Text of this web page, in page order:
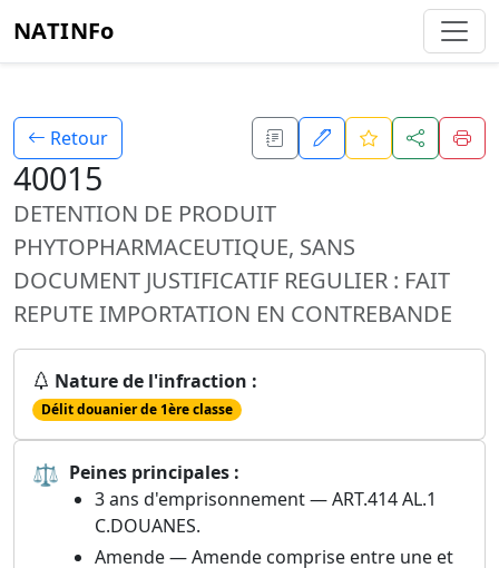
NATINFo
Retour
40015
DETENTION DE PRODUIT
PHYTOPHARMACEUTIQUE, SANS
DOCUMENT JUSTIFICATIF REGULIER : FAIT
REPUTE IMPORTATION EN CONTREBANDE
Nature de l'infraction :
Délit douanier de 1ère classe
⚖ Peines principales :
3 ans d'emprisonnement — ART.414 AL.1
C.DOUANES.
Amende — Amende comprise entre une et